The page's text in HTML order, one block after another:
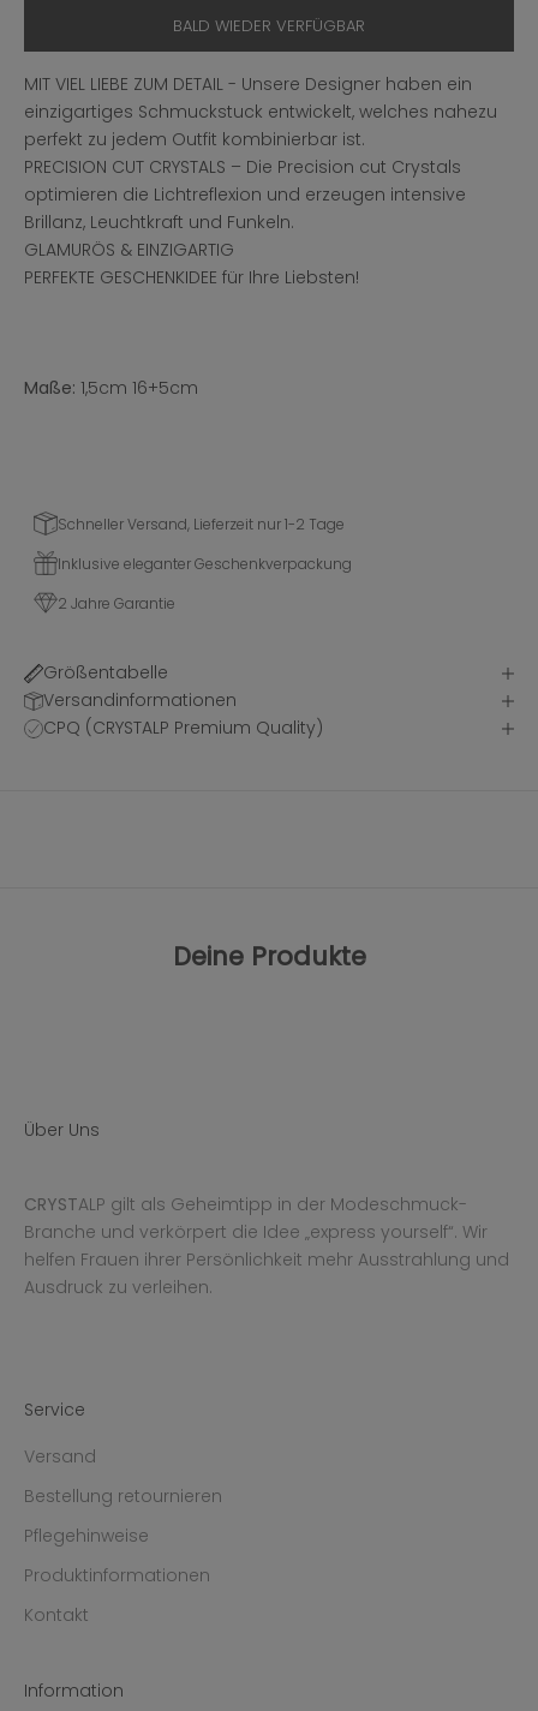
BALD WIEDER VERFÜGBAR
MIT VIEL LIEBE ZUM DETAIL - Unsere Designer haben ein
einzigartiges Schmuckstuck entwickelt, welches nahezu
perfekt zu jedem Outfit kombinierbar ist.
PRECISION CUT CRYSTALS – Die Precision cut Crystals
optimieren die Lichtreflexion und erzeugen intensive
Brillanz, Leuchtkraft und Funkeln.
GLAMURÖS & EINZIGARTIG
PERFEKTE GESCHENKIDEE für Ihre Liebsten!
Maße: 1,5cm 16+5cm
Schneller Versand, Lieferzeit nur 1-2 Tage
Inklusive eleganter Geschenkverpackung
2 Jahre Garantie
Größentabelle
Versandinformationen
CPQ (CRYSTALP Premium Quality)
Deine Produkte
Über Uns
CRYSTALP gilt als Geheimtipp in der Modeschmuck-
Branche und verkörpert die Idee „express yourself“. Wir
helfen Frauen ihrer Persönlichkeit mehr Ausstrahlung und
Ausdruck zu verleihen.
Service
Versand
Bestellung retournieren
Pflegehinweise
Produktinformationen
Kontakt
Information